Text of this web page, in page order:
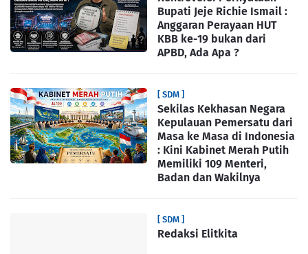
Bupati Jeje Richie Ismail :
Anggaran Perayaan HUT
KBB ke-19 bukan dari
APBD, Ada Apa ?
[ SDM ]
Sekilas Kekhasan Negara
Kepulauan Pemersatu dari
Masa ke Masa di Indonesia
: Kini Kabinet Merah Putih
Memiliki 109 Menteri,
Badan dan Wakilnya
[ SDM ]
Redaksi Elitkita